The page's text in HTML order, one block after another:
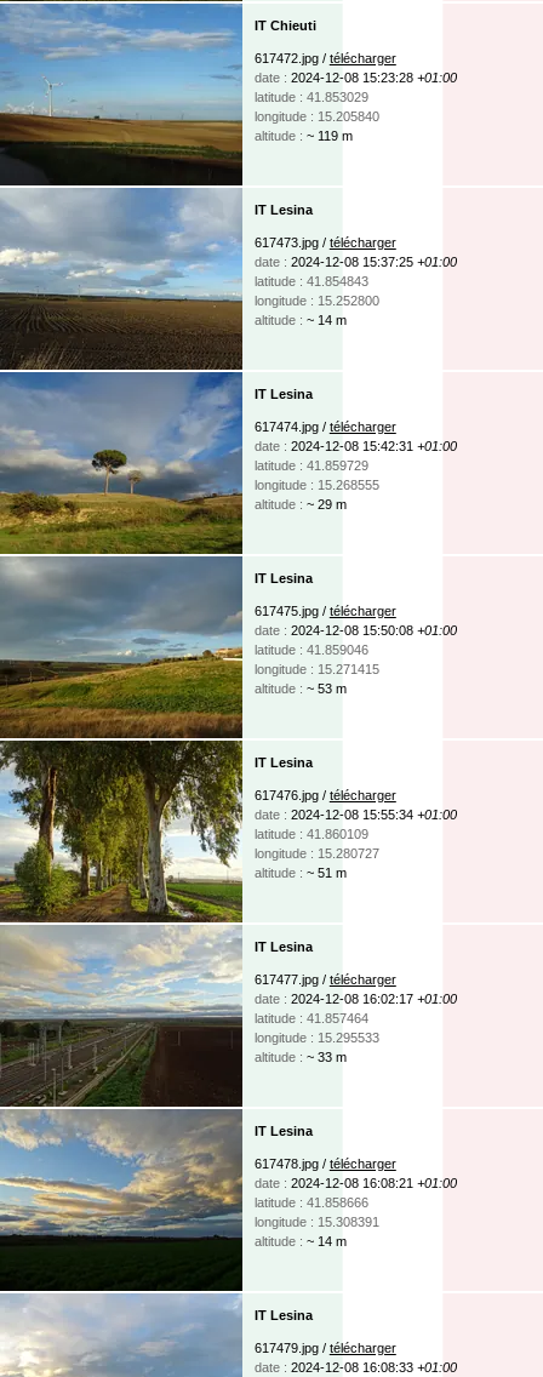
IT Chieuti
617472.jpg / télécharger
date : 2024-12-08 15:23:28 +01:00
latitude : 41.853029
longitude : 15.205840
altitude : ~ 119 m
IT Lesina
617473.jpg / télécharger
date : 2024-12-08 15:37:25 +01:00
latitude : 41.854843
longitude : 15.252800
altitude : ~ 14 m
IT Lesina
617474.jpg / télécharger
date : 2024-12-08 15:42:31 +01:00
latitude : 41.859729
longitude : 15.268555
altitude : ~ 29 m
IT Lesina
617475.jpg / télécharger
date : 2024-12-08 15:50:08 +01:00
latitude : 41.859046
longitude : 15.271415
altitude : ~ 53 m
IT Lesina
617476.jpg / télécharger
date : 2024-12-08 15:55:34 +01:00
latitude : 41.860109
longitude : 15.280727
altitude : ~ 51 m
IT Lesina
617477.jpg / télécharger
date : 2024-12-08 16:02:17 +01:00
latitude : 41.857464
longitude : 15.295533
altitude : ~ 33 m
IT Lesina
617478.jpg / télécharger
date : 2024-12-08 16:08:21 +01:00
latitude : 41.858666
longitude : 15.308391
altitude : ~ 14 m
IT Lesina
617479.jpg / télécharger
date : 2024-12-08 16:08:33 +01:00